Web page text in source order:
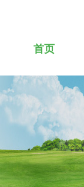
首页
关于我们